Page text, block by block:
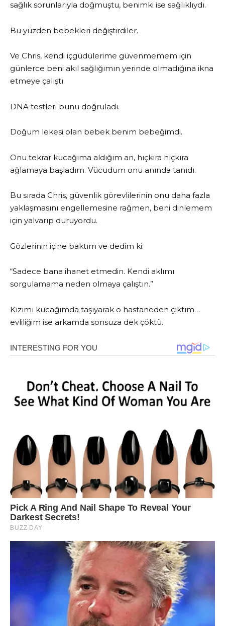
sağlık sorunlarıyla doğmuştu, benimki ise sağlıklıydı.
Bu yüzden bebekleri değiştirdiler.
Ve Chris, kendi içgüdülerime güvenmemem için
günlerce beni akıl sağlığımın yerinde olmadığına ikna
etmeye çalıştı.
DNA testleri bunu doğruladı.
Doğum lekesi olan bebek benim bebeğimdi.
Onu tekrar kucağıma aldığım an, hıçkıra hıçkıra
ağlamaya başladım. Vücudum onu ​​anında tanıdı.
Bu sırada Chris, güvenlik görevlilerinin onu daha fazla
yaklaşmasını engellemesine rağmen, beni dinlemem
için yalvarıp duruyordu.
Gözlerinin içine baktım ve dedim ki:
“Sadece bana ihanet etmedin. Kendi aklımı
sorgulamama neden olmaya çalıştın.”
Kızımı kucağımda taşıyarak o hastaneden çıktım…
evliliğim ise arkamda sonsuza dek çöktü.